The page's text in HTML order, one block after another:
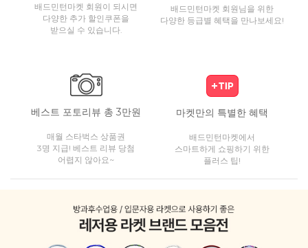
배드민턴마켓 회원이 되시면
다양한 추가 할인쿠폰을
받으실 수 있습니다.
배드민턴마켓 회원님을 위한
다양한 등급별 혜택을 만나보세요!
베스트 포토리뷰 총 3만원
매월 스타벅스 상품권
3명 지급! 베스트 리뷰 당첨
어렵지 않아요~
마켓만의 특별한 혜택
배드민턴마켓에서
스마트하게 쇼핑하기 위한
플러스 팁!